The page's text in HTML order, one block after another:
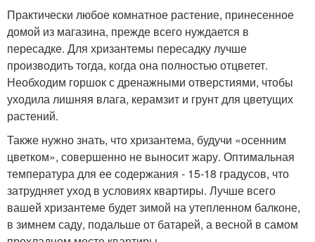
Практически любое комнатное растение, принесенное
домой из магазина, прежде всего нуждается в
пересадке. Для хризантемы пересадку лучше
производить тогда, когда она полностью отцветет.
Необходим горшок с дренажными отверстиями, чтобы
уходила лишняя влага, керамзит и грунт для цветущих
растений.
Также нужно знать, что хризантема, будучи «осенним
цветком», совершенно не выносит жару. Оптимальная
температура для ее содержания - 15-18 градусов, что
затрудняет уход в условиях квартиры. Лучше всего
вашей хризантеме будет зимой на утепленном балконе,
в зимнем саду, подальше от батарей, а весной в самом